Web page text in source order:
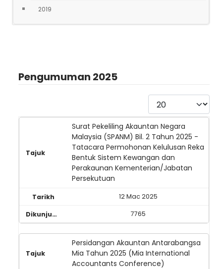
2019
Pengumuman 2025
Paparkan
Surat Pekeliling Akauntan Negara
Malaysia (SPANM) Bil. 2 Tahun 2025 -
Tatacara Permohonan Kelulusan Reka
Bentuk Sistem Kewangan dan
Perakaunan Kementerian/Jabatan
Persekutuan
12 Mac 2025
7765
Persidangan Akauntan Antarabangsa
Mia Tahun 2025 (Mia International
Accountants Conference)